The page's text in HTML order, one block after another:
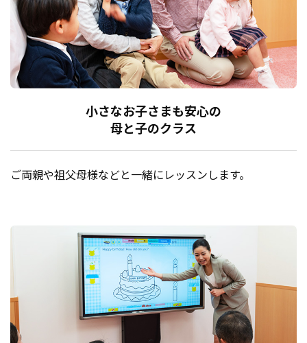
小さなお子さまも安心の
母と子のクラス
ご両親や祖父母様などと一緒にレッスンします。